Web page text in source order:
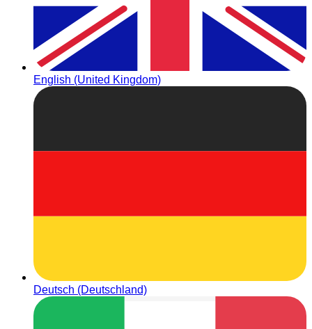
English (United Kingdom)
Deutsch (Deutschland)